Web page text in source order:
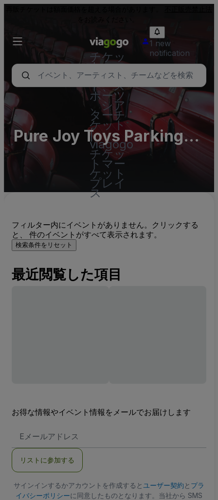
チケッ
ト - コ
ンサー
ト、ス
ポーツ
、シア
ターチ
ケット
|
viagogo
チケッ
トマー
ケット
プレイ
ス
1 new
notification
Pure Joy Toys Parking
Lots (InActive)
フィルター内にイベントがありません。クリックする
と、 件のイベントがすべて表示されます。
検索条件をリセット
最近閲覧した項目
お得な情報やイベント情報をメールでお届けします
メ
ア
ス
リストに参加する
サインインするかアカウントを作成すると ユーザー契約と プラ
イバシーポリシーに同意したものとなります。当社から SMS